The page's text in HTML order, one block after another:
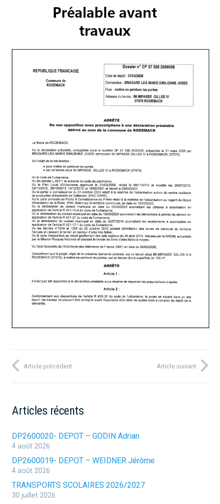
Article précédent Article suivant
Articles récents
DP2600020- DEPOT – GODIN Adrian
4 août 2026
DP2600019- DEPOT – WEIDNER Jérôme
4 août 2026
TRANSPORTS SCOLAIRES 2026/2027
30 juillet 2026